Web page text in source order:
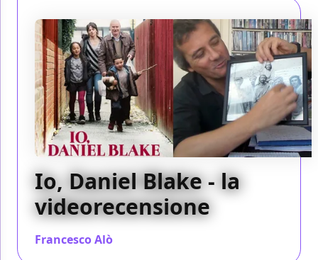
Io, Daniel Blake - la
videorecensione
Francesco Alò